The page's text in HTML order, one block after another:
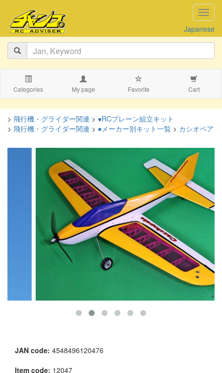
Japanese
Categories My page Favorite Cart
> 飛行機・グライダー関連 > ●RCプレーン組立キット
> 飛行機・グライダー関連 > ●メーカー別キット一覧 > カシオペア
JAN code: 4548496120476
Item code: 12047